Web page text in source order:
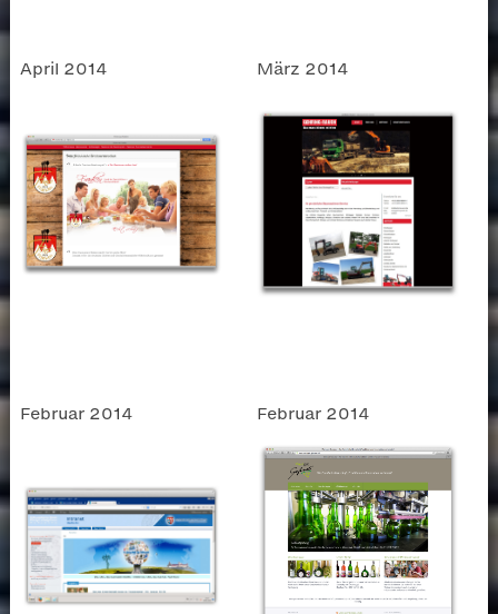
April 2014 März 2014
Februar 2014 Februar 2014